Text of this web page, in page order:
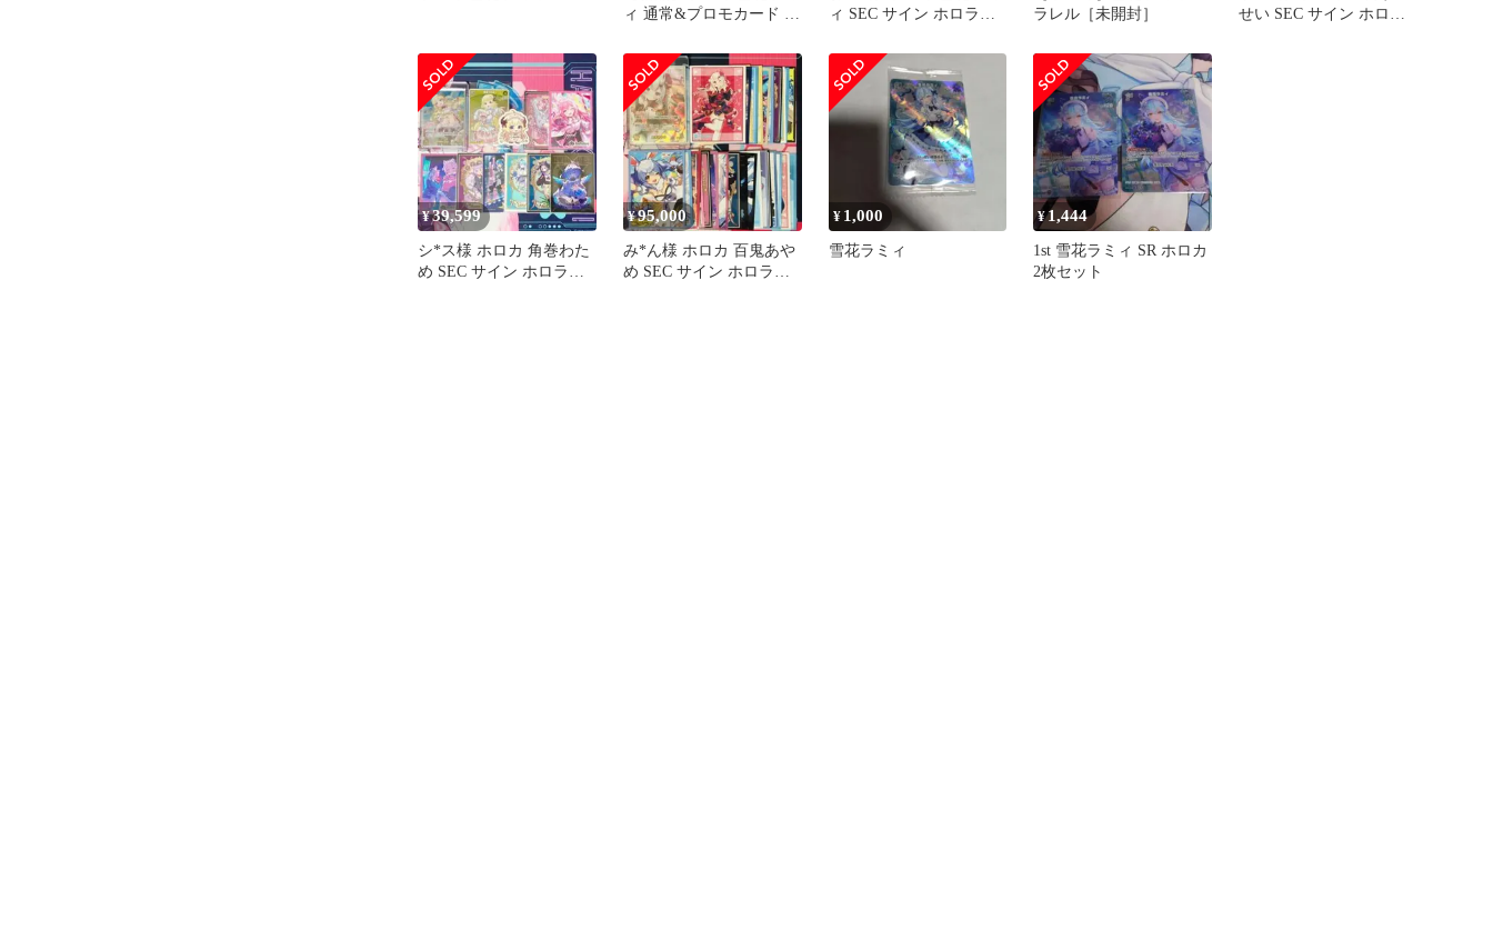
ィ 通常&プロモカード ウ
ィ SEC サイン ホロライ
ラレル［未開封］
せい SEC サイン ホロラ
¥39,599
シ*ス様 ホロカ 角巻わた
め SEC サイン ホロライ
¥95,000
み*ん様 ホロカ 百鬼あや
め SEC サイン ホロライ
¥ 1,000
雪花ラミィ
¥1,444
1st 雪花ラミィ SR ホロカ
2枚セット